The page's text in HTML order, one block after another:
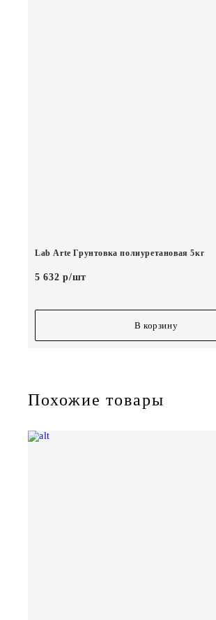
Lab Arte Грунтовка полиуретановая 5кг
5 632 р/шт
В корзину
Похожие товары